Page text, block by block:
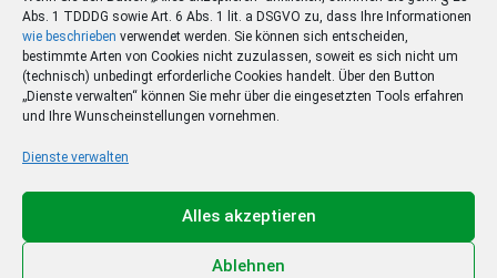
Abs. 1 TDDDG sowie Art. 6 Abs. 1 lit. a DSGVO zu, dass Ihre Informationen
wie beschrieben verwendet werden. Sie können sich entscheiden,
bestimmte Arten von Cookies nicht zuzulassen, soweit es sich nicht um
(technisch) unbedingt erforderliche Cookies handelt. Über den Button
„Dienste verwalten“ können Sie mehr über die eingesetzten Tools erfahren
und Ihre Wunscheinstellungen vornehmen.
Dienste verwalten
Alles akzeptieren
Ablehnen
Kundennummer und/oder Auftragsnummer